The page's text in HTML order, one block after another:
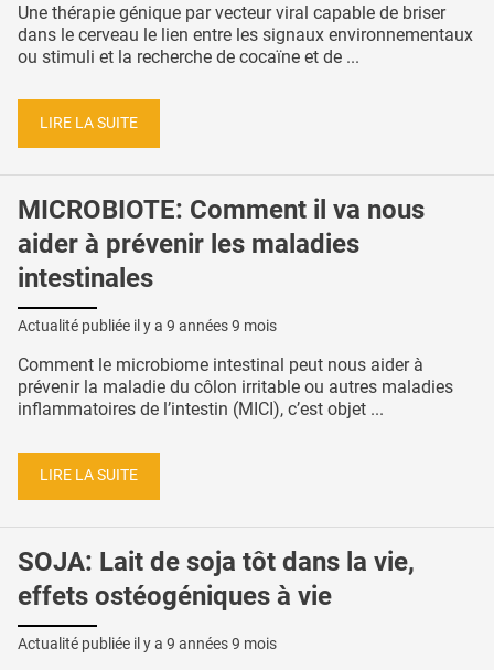
Une thérapie génique par vecteur viral capable de briser
dans le cerveau le lien entre les signaux environnementaux
ou stimuli et la recherche de cocaïne et de ...
LIRE LA SUITE
MICROBIOTE: Comment il va nous
aider à prévenir les maladies
intestinales
Actualité publiée il y a 9 années 9 mois
Comment le microbiome intestinal peut nous aider à
prévenir la maladie du côlon irritable ou autres maladies
inflammatoires de l’intestin (MICI), c’est objet ...
LIRE LA SUITE
SOJA: Lait de soja tôt dans la vie,
effets ostéogéniques à vie
Actualité publiée il y a 9 années 9 mois